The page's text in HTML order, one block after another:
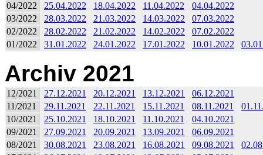
04/2022
25.04.2022 18.04.2022 11.04.2022
04.04.2022
03/2022
28.03.2022 21.03.2022 14.03.2022
07.03.2022
02/2022
28.02.2022 21.02.2022 14.02.2022
07.02.2022
01/2022
31.01.2022 24.01.2022 17.01.2022 10.01.2022
Archiv 2021
12/2021 27.12.2021 20.12.2021 13.12.2021
06.12.2021
11/2021
29.11.2021 22.11.2021 15.11.2021 08.11.2021
10/2021
25.10.2021 18.10.2021 11.10.2021
04.10.2021
09/2021
27.09.2021 20.09.2021 13.09.2021
06.09.2021
08/2021
30.08.2021 23.08.2021 16.08.2021 09.08.2021